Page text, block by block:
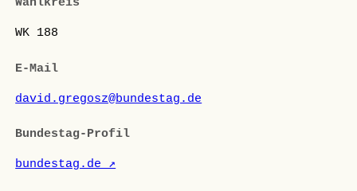
WK 188
E-Mail
david.gregosz@bundestag.de
Bundestag-Profil
bundestag.de ↗